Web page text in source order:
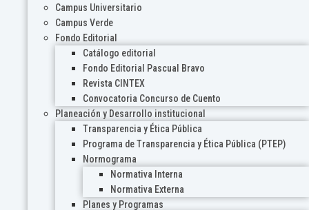
Campus Universitario
Campus Verde
Fondo Editorial
Catálogo editorial
Fondo Editorial Pascual Bravo
Revista CINTEX
Convocatoria Concurso de Cuento
Planeación y Desarrollo institucional
Transparencia y Ética Pública
Programa de Transparencia y Ética Pública (PTEP)
Normograma
Normativa Interna
Normativa Externa
Planes y Programas